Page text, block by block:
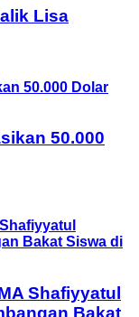
Lisa
50.000
Shafiyyatul
Bakat